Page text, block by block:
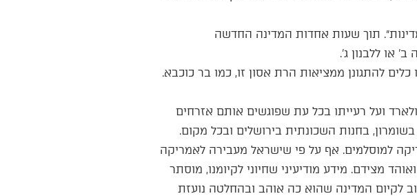
תוך שעות אחדות המדינה החדשה
או ללבנון ג’.
להתגונן ממציאות הרת אסון זו, כמו בר כוכבא.
ועל רעייתו בכל עת שפוגשים אותם אזרחים
בחנות השכונתית בירושלים ובכל מקום.
למוסלמים. אף על פי שישראל מעבירה לאמריקה
מצידם. מידע מודיעיני שחיוני לקיומנו, מוסתר
לקיום המדינה שהוא כה אוהב ובהחלטה נועזת